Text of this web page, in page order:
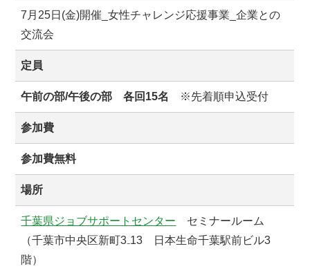
7月25日(金)開催_女性チャレンジ応援事業_企業との
交流会
定員
午前の部/午後の部 各回15名 ※先着順申込受付
参加費
参加費無料
場所
千葉県ジョブサポートセンター セミナールーム
（千葉市中央区新町3₋13 日本生命千葉駅前ビル3
階）